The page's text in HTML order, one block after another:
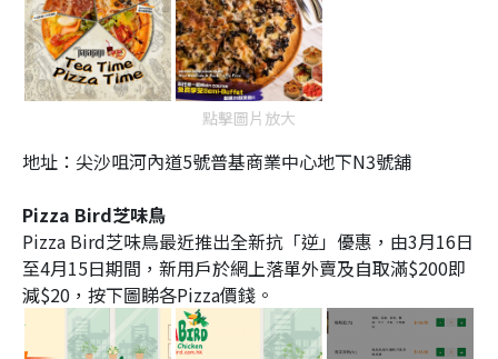
點擊圖片放大
地址： 尖沙咀河內道5號普基商業中心地下N3號舖
Pizza Bird芝味鳥
Pizza Bird芝味鳥最近推出全新抗「逆」優惠，由3月16日
至4月15日期間，新用戶於網上落單外賣及自取滿$200即
減$20，按下圖睇各Pizza價錢。